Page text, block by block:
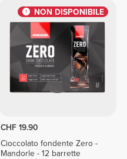
NON DISPONIBILE
CHF 19.90
Cioccolato fondente Zero -
Mandorle - 12 barrette